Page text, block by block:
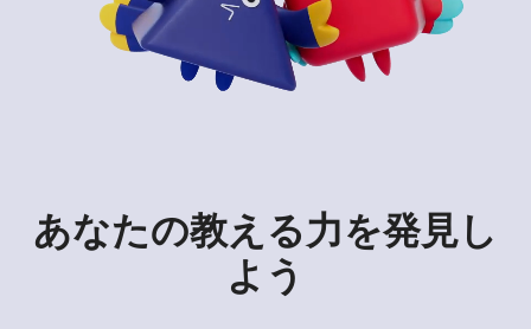
あなたの教える力を発見し
よう